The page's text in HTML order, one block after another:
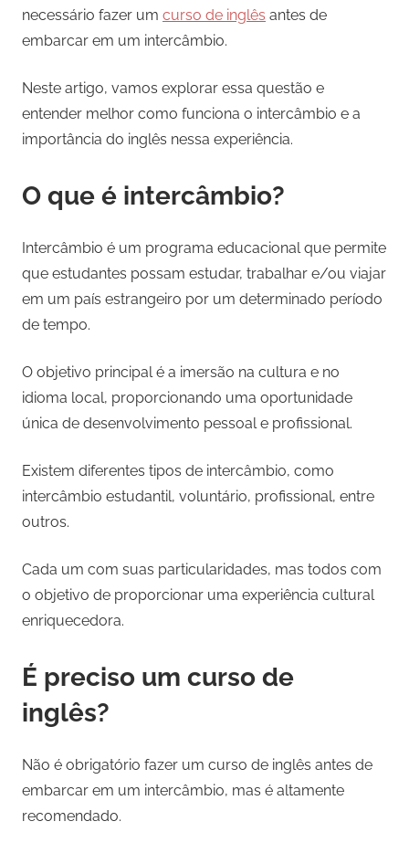
necessário fazer um curso de inglês antes de
embarcar em um intercâmbio.
Neste artigo, vamos explorar essa questão e
entender melhor como funciona o intercâmbio e a
importância do inglês nessa experiência.
O que é intercâmbio?
Intercâmbio é um programa educacional que permite
que estudantes possam estudar, trabalhar e/ou viajar
em um país estrangeiro por um determinado período
de tempo.
O objetivo principal é a imersão na cultura e no
idioma local, proporcionando uma oportunidade
única de desenvolvimento pessoal e profissional.
Existem diferentes tipos de intercâmbio, como
intercâmbio estudantil, voluntário, profissional, entre
outros.
Cada um com suas particularidades, mas todos com
o objetivo de proporcionar uma experiência cultural
enriquecedora.
É preciso um curso de
inglês?
Não é obrigatório fazer um curso de inglês antes de
embarcar em um intercâmbio, mas é altamente
recomendado.